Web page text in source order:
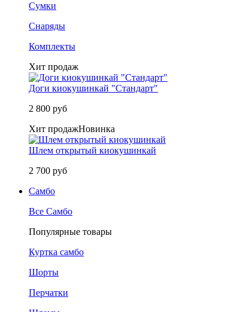
Сумки
Снаряды
Комплекты
Хит продаж
Доги киокушинкай "Стандарт"
2 800 руб
Хит продажНовинка
Шлем открытый киокушинкай
2 700 руб
Самбо
Все Самбо
Популярные товары
Куртка самбо
Шорты
Перчатки